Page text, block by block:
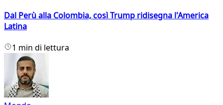
Dal Perù alla Colombia, così Trump ridisegna l'America
Latina
1 min di lettura